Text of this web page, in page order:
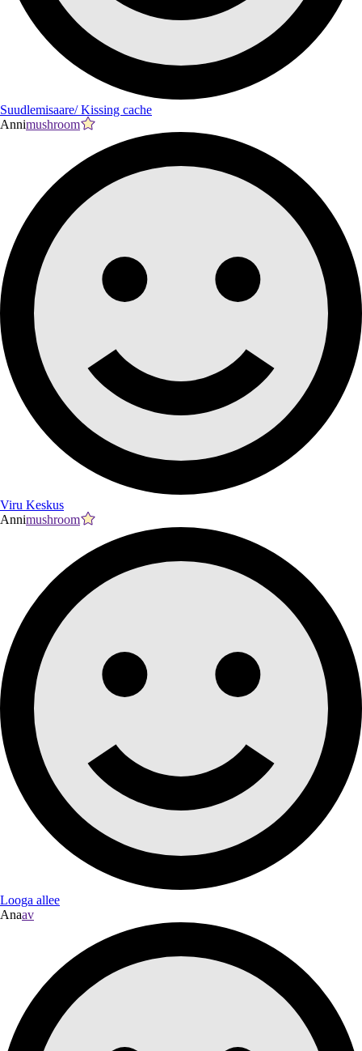
Suudlemisaare/ Kissing cache
Annimushroom
Viru Keskus
Annimushroom
Looga allee
Anaav